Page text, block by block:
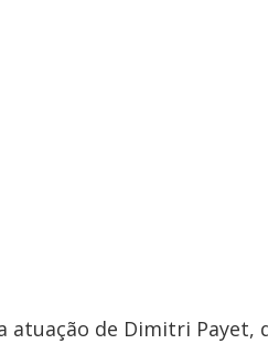
atuação de Dimitri